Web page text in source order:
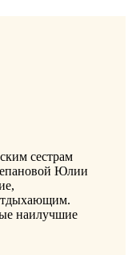
сестрам
Юлии
наилучшие